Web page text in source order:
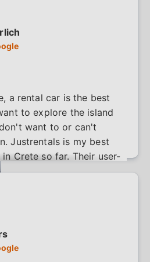
with small children
a rental car is the best
to explore the island
want to or can't
Justrentals is my best
Crete so far. Their user-
registration very easy.
all the paperwork from
was required at
could also be
car was ready for
in front of the small hotel
appreciate the full-to-